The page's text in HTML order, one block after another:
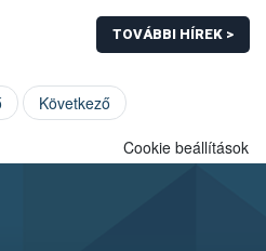
TOVÁBBI HÍREK >
Következő
Cookie beállítások